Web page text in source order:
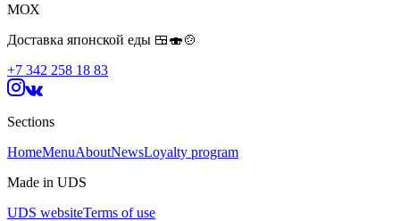
МОХ
Доставка японской еды 🍱🍣🍲
+7 342 258 18 83
Sections
HomeMenuAboutNewsLoyalty program
Made in UDS
UDS websiteTerms of use